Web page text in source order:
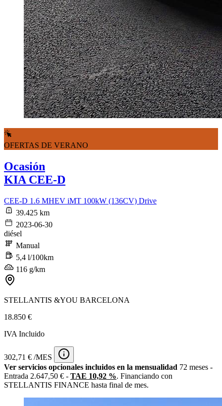
OFERTAS DE VERANO
Ocasión
KIA CEE-D
CEE-D 1.6 MHEV iMT 100kW (136CV) Drive
39.425 km
2023-06-30
diésel
Manual
5,4 l/100km
116 g/km
STELLANTIS &YOU BARCELONA
18.850 €
IVA Incluido
302,71 € /MES
Ver servicios opcionales incluidos en la mensualidad 72 meses -
Entrada 2.647,50 € - TAE 10,92 %. Financiando con
STELLANTIS FINANCE hasta final de mes.